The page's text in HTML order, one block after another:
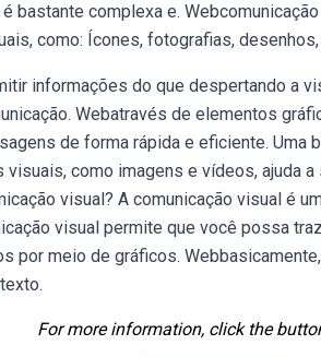
bastante complexa e.
como: Ícones, fotografias,
informações do que despertando a
Webatravés de elementos
de forma rápida e eficiente. Uma
como imagens e vídeos, ajuda
visual? A comunicação visual é
visual permite que você possa
por meio de gráficos.
For more information, click the